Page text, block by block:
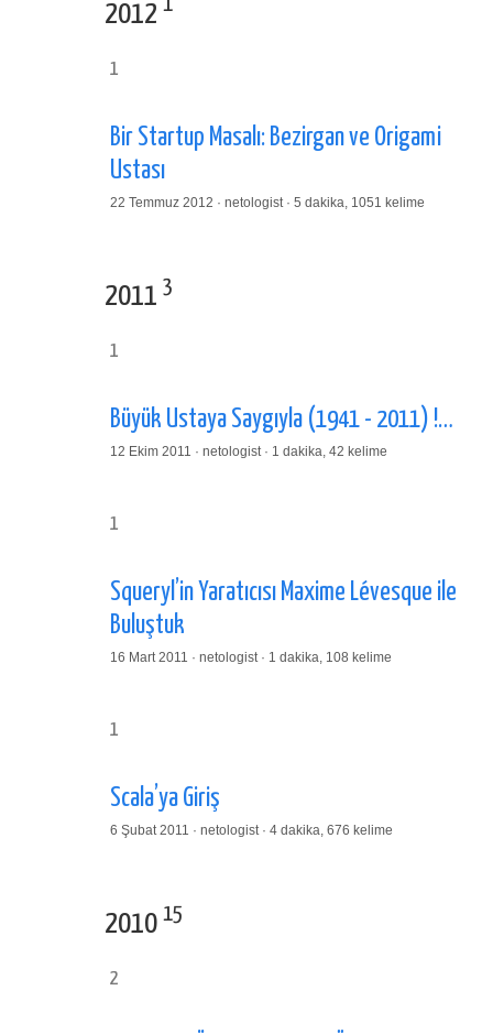
2012 1
1
Bir Startup Masalı: Bezirgan ve Origami
Ustası
22 Temmuz 2012 · netologist · 5 dakika, 1051 kelime
2011 3
1
Büyük Ustaya Saygıyla (1941 - 2011) !…
12 Ekim 2011 · netologist · 1 dakika, 42 kelime
1
Squeryl’in Yaratıcısı Maxime Lévesque ile
Buluştuk
16 Mart 2011 · netologist · 1 dakika, 108 kelime
1
Scala’ya Giriş
6 Şubat 2011 · netologist · 4 dakika, 676 kelime
2010 15
2